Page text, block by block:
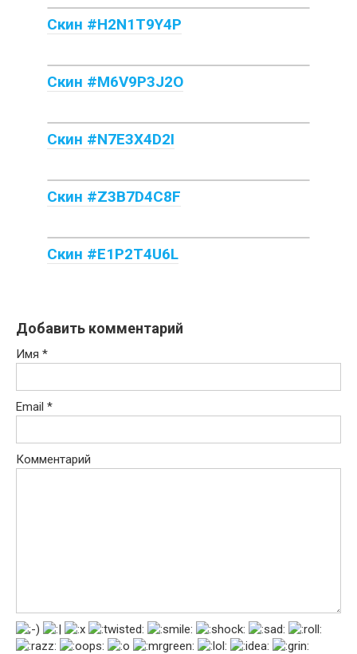
Скин #H2N1T9Y4P
Скин #M6V9P3J2O
Скин #N7E3X4D2I
Скин #Z3B7D4C8F
Скин #E1P2T4U6L
Добавить комментарий
Имя *
Email *
Комментарий